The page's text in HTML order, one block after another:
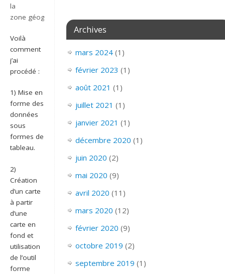
la
zone géographique de
Voilà
comment
j’ai
procédé :
1) Mise en
forme des
données
sous
formes de
tableau.
2)
Création
d’un carte
à partir
d’une
carte en
fond et
utilisation
de l’outil
forme
Archives
mars 2024(1)
février 2023 (1)
août 2021 (1)
juillet 2021 (1)
janvier 2021 (1)
décembre 2020 (1)
juin 2020 (2)
mai 2020 (9)
avril 2020 (11)
mars 2020 (12)
février 2020 (9)
octobre 2019 (2)
septembre 2019 (1)